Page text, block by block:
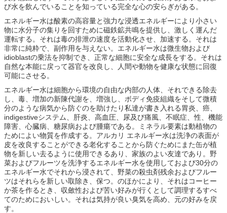
び水を飲んでいることを知っている完全な心の安らぎがある。
エネルギー水は酸素の高容量と強力な浸透エネルギーにより小さい
物に水分子の集りを回すために磁鉄鉱共鳴を提供し、激しく運んだ
運転する。それは毒の排泄の速度を活動化させ、加速する。それは
非常に純粋で、副作用を与えない。エネルギー水は微生物および
idioblastの乗法を抑制でき、正常な細胞に安全な成長をする。それは
自然な本能に戻って器官を改良し、人間や動物を健康な状態に回復
可能にさせる。
エネルギー水は細胞から環境の自由な内部の人体、それできる除去
し、毒、増加の新陳代謝を、増強し、ボディ免疫組織をそして微積
分のような病気から防ぐのを助けたり私達が書き入れる胃炎、癌、
indigestiveシステム、肝炎、高血圧、尿及び痛風、不眠症、性、機能
障害、心臓病、糖尿病および腫瘍である。ミネラル要素は動植物の
ためによい物質を作成する。アルカリ エネルギー水は洗浄の表面が
皮を改良することができる老化することから防ぐためにまた缶が植
物を新しい去るように使用できるあり、家族のよい友達であり。野
菜およびフルーツを洗浄するエネルギー水を使用しておよび30分の
エネルギー水でそれから浸されて、野菜の殺虫剤残余およびフルー
ツはそれらを新しい取除き、保つ。のほかにより、それはコーヒー
か茶を作るとき、収斂性および苦い好みが行くとして調理するすべ
てのためにおいしい。それは気持が良い臭気を高め、元の好みを戻
す。